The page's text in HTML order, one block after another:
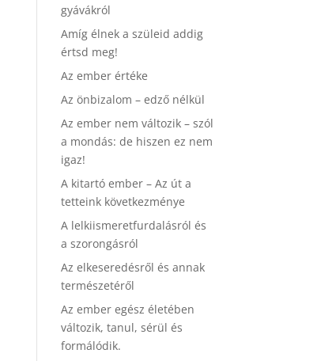
gyávákról
Amíg élnek a szüleid addig
értsd meg!
Az ember értéke
Az önbizalom – edző nélkül
Az ember nem változik – szól
a mondás: de hiszen ez nem
igaz!
A kitartó ember – Az út a
tetteink következménye
A lelkiismeretfurdalásról és
a szorongásról
Az elkeseredésről és annak
természetéről
Az ember egész életében
változik, tanul, sérül és
formálódik.